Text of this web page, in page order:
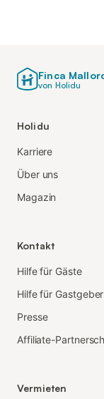
Finca
von Holidu
Holidu
Karriere
Über uns
Magazin
Kontakt
Hilfe für Gäste
Hilfe für Gastgeber
Presse
Affiliate-
Vermieten